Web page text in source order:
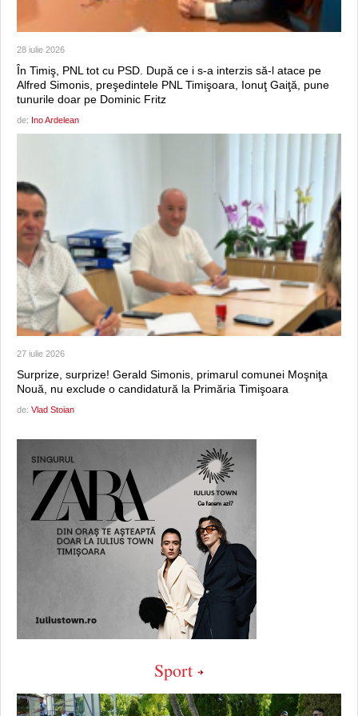
28 iulie 2026
În Timiş, PNL tot cu PSD. După ce i s-a interzis să-l atace pe
Alfred Simonis, preşedintele PNL Timişoara, Ionuţ Gaiţă, pune
tunurile doar pe Dominic Fritz
de: Ino Ardelean
27 iulie 2026
Surprize, surprize! Gerald Simonis, primarul comunei Moşniţa
Nouă, nu exclude o candidatură la Primăria Timişoara
de: Vlad Stoian
Sport